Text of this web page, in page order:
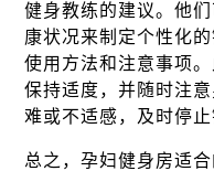
健身教练的建议。他
康状况来制定个性化
使用方法和注意事项
保持适度，并随时注
难或不适感，及时停止
总之，孕妇健身房适